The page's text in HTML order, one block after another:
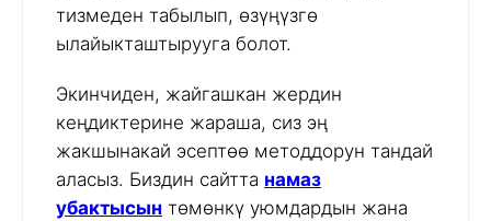
тизмеден табылып, өзүңүзгө
ылайыкташтырууга болот.
Экинчиден, жайгашкан жердин
кеңдиктерине жараша, сиз эң
жакшынакай эсептөө методдорун тандай
аласыз. Биздин сайтта намаз
убактысын төмөнкү уюмдардын жана